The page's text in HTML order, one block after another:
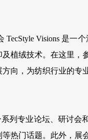
Visions 是
植绒技术。在这里
向，为纺织行业的专
系列专业论坛、研讨
热门话题。此外，